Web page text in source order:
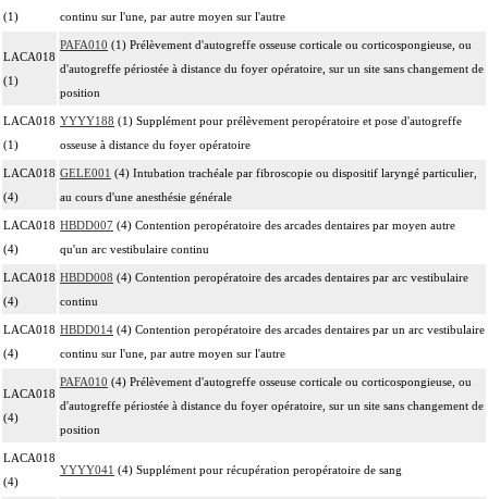
(1)
continu sur l'une, par autre moyen sur l'autre
LACA018
(1)
PAFA010 (1) Prélèvement d'autogreffe osseuse corticale ou corticospongieuse, ou
d'autogreffe périostée à distance du foyer opératoire, sur un site sans changement de
position
LACA018
(1)
YYYY188 (1) Supplément pour prélèvement peropératoire et pose d'autogreffe
osseuse à distance du foyer opératoire
LACA018
(4)
GELE001 (4) Intubation trachéale par fibroscopie ou dispositif laryngé particulier,
au cours d'une anesthésie générale
LACA018
(4)
HBDD007 (4) Contention peropératoire des arcades dentaires par moyen autre
qu'un arc vestibulaire continu
LACA018
(4)
HBDD008 (4) Contention peropératoire des arcades dentaires par arc vestibulaire
continu
LACA018
(4)
HBDD014 (4) Contention peropératoire des arcades dentaires par un arc vestibulaire
continu sur l'une, par autre moyen sur l'autre
LACA018
(4)
PAFA010 (4) Prélèvement d'autogreffe osseuse corticale ou corticospongieuse, ou
d'autogreffe périostée à distance du foyer opératoire, sur un site sans changement de
position
LACA018
(4)
YYYY041 (4) Supplément pour récupération peropératoire de sang